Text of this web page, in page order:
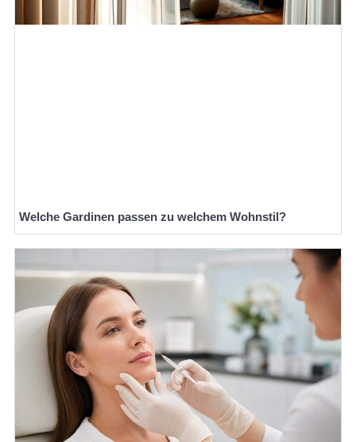
Welche Gardinen passen zu welchem Wohnstil?